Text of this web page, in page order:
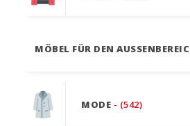
MÖBEL FÜR DEN AUSSENBEREICH
MODE - (542)